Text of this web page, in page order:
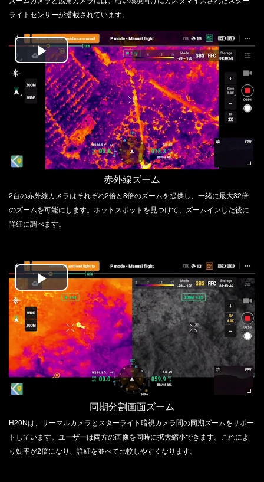
ライトセンサーが搭載されています。
Play
Video
赤外線ズーム
2台の赤外線カメラはそれぞれ2倍と8倍のズームを提供し、一緒に最大32倍
のズームを可能にします。ホットスポットを見つけて、ズームインした後に
詳細に調べます。
Play
Video
同期分割画面ズーム
H20Nは、サーマルカメラとスターライト暗視カメラ間の同期ズームをサポー
トしています。ユーザーは両方の画像を同時に拡大縮小できます。これによ
り効率が2倍になり、詳細を並べて比較しやすくなります。